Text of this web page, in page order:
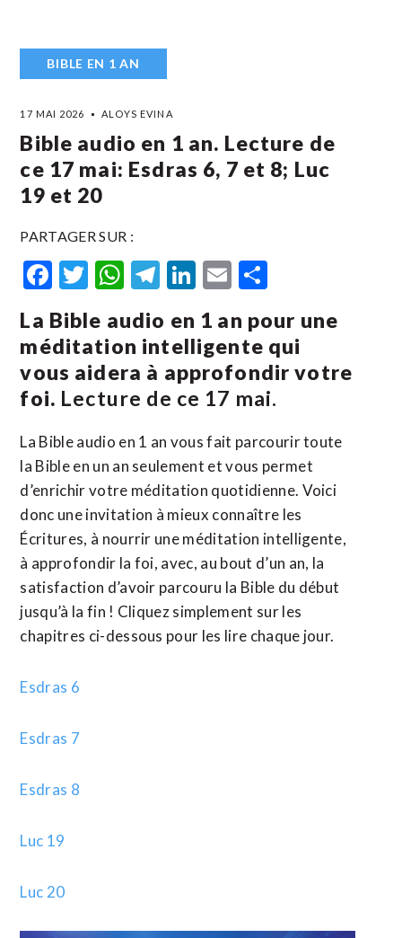
BIBLE EN 1 AN
17 MAI 2026 ALOYS EVINA
Bible audio en 1 an. Lecture de
ce 17 mai: Esdras 6, 7 et 8; Luc
19 et 20
PARTAGER SUR :
Facebook
Twitter
WhatsApp
Telegram
LinkedIn
Email
La Bible audio en 1 an pour une
méditation intelligente qui
vous aidera à approfondir votre
foi. Lecture de ce 17 mai.
La Bible audio en 1 an vous fait parcourir toute
la Bible en un an seulement et vous permet
d’enrichir votre méditation quotidienne. Voici
donc une invitation à mieux connaître les
Écritures, à nourrir une méditation intelligente,
à approfondir la foi, avec, au bout d’un an, la
satisfaction d’avoir parcouru la Bible du début
jusqu’à la fin ! Cliquez simplement sur les
chapitres ci-dessous pour les lire chaque jour.
Esdras 6
Esdras 7
Esdras 8
Luc 19
Luc 20